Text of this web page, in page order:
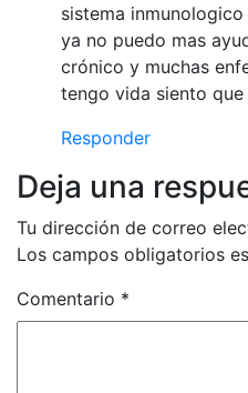
sistema
ya no puedo mas
crónico y muchas
tengo vida siento
Responder
Deja una
Tu dirección de correo
Los campos obligatorios
Comentario *